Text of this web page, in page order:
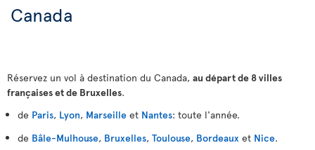
Canada
Réservez un vol à destination du Canada, au départ de 8 villes
françaises et de Bruxelles.
de Paris, Lyon, Marseille et Nantes: toute l'année.
de Bâle-Mulhouse, Bruxelles, Toulouse, Bordeaux et Nice.